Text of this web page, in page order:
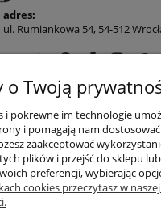
adres:
ul. Rumiankowa 54, 54-512
POMOC
MOJE KONTO
o Twoją
i pokrewne im technologie
i pomagają nam
zaakceptować
plików i przejść do sklepu
preferencji, wybierając
cookies przeczytasz w